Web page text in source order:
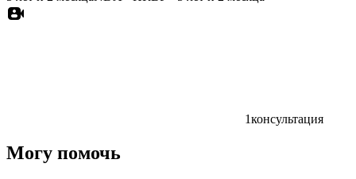
1консультация
Могу помочь